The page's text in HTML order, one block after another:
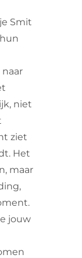
Smit
niet
ziet
Het
maar
jouw